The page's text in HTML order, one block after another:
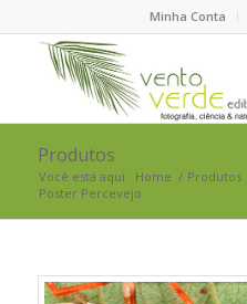
Minha Conta
Produtos
Você está aqui: Home / Produtos
Poster Percevejo